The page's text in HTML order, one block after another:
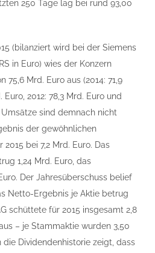
250 Tage lag bei rund 93,00
(bilanziert wird bei der Siemens
in Euro) wies der Konzern
75,6 Mrd. Euro aus (2014: 71,9
Euro, 2012: 78,3 Mrd. Euro und
Umsätze sind demnach nicht
der gewöhnlichen
bei 7,2 Mrd. Euro. Das
1,24 Mrd. Euro, das
Der Jahresüberschuss belief
Netto-Ergebnis je Aktie betrug
schüttete für 2015 insgesamt 2,8
– je Stammaktie wurden 3,50
die Dividendenhistorie zeigt, dass